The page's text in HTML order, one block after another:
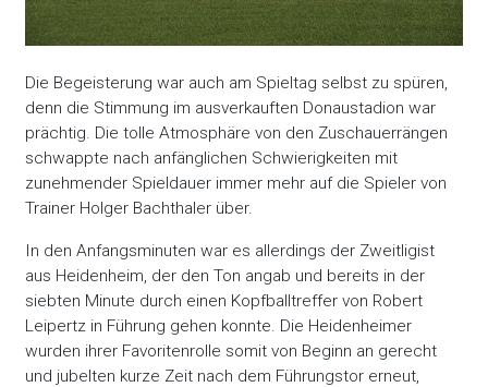
Die Begeisterung war auch am Spieltag selbst zu spüren,
denn die Stimmung im ausverkauften Donaustadion war
prächtig. Die tolle Atmosphäre von den Zuschauerrängen
schwappte nach anfänglichen Schwierigkeiten mit
zunehmender Spieldauer immer mehr auf die Spieler von
Trainer Holger Bachthaler über.
In den Anfangsminuten war es allerdings der Zweitligist
aus Heidenheim, der den Ton angab und bereits in der
siebten Minute durch einen Kopfballtreffer von Robert
Leipertz in Führung gehen konnte. Die Heidenheimer
wurden ihrer Favoritenrolle somit von Beginn an gerecht
und jubelten kurze Zeit nach dem Führungstor erneut,